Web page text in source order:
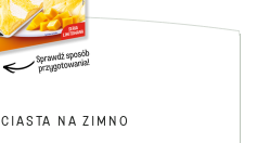
CIASTA NA ZIMNO